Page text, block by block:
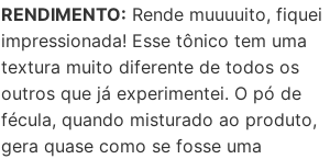
RENDIMENTO: Rende muuuuito, fiquei
impressionada! Esse tônico tem uma
textura muito diferente de todos os
outros que já experimentei. O pó de
fécula, quando misturado ao produto,
gera quase como se fosse uma